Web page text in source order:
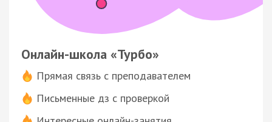
Онлайн-школа «Турбо»
Прямая связь с преподавателем
Письменные дз с проверкой